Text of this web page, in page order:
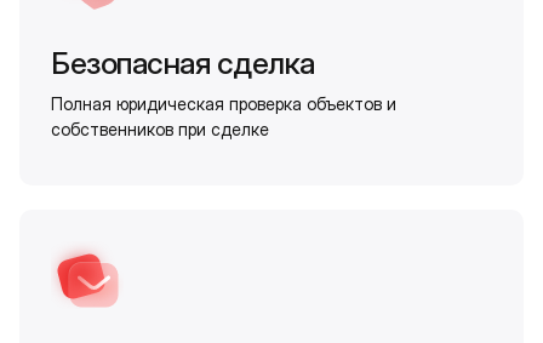
Безопасная сделка
Полная юридическая проверка объектов и
собственников при сделке